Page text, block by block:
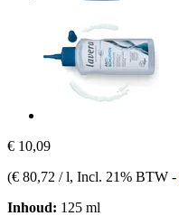
€ 10,09
(€ 80,72 / l, Incl. 21% BTW -
Inhoud: 125 ml